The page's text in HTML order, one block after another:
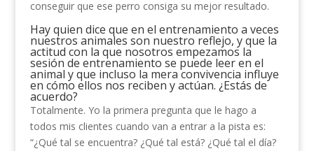
conseguir que ese perro consiga su mejor resultado.
Hay quien dice que en el entrenamiento a veces
nuestros animales son nuestro reflejo, y que la
actitud con la que nosotros empezamos la
sesión de entrenamiento se puede leer en el
animal y que incluso la mera convivencia influye
en cómo ellos nos reciben y actúan. ¿Estás de
acuerdo?
Totalmente. Yo la primera pregunta que le hago a
todos mis clientes cuando van a entrar a la pista es:
“¿Qué tal se encuentra? ¿Qué tal está? ¿Qué tal el día?